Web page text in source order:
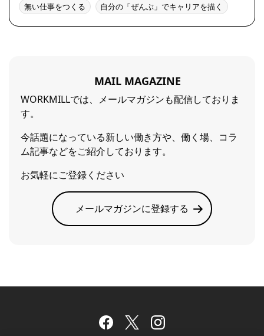
無い仕事をつくる 自分の「ぜんぶ」でキャリアを描く
MAIL MAGAZINE
WORKMILLでは、メールマガジンも配信しておりま
す。
今話題になっている新しい働き方や、働く場、コラ
ム記事などをご紹介しております。
お気軽にご登録ください
メールマガジンに登録する
Facebook
TwitterInstagram